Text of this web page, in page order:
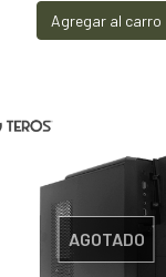
Agregar al carro
AGOTADO